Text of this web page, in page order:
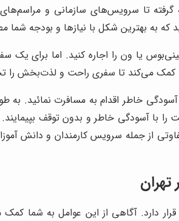
گرفته تا سرویس‌های سازمانی و
که به بهترین شکل با نیازها و بودجه شما
یا ون را اجاره کنید. اما برای یک
کمک می‌کند تا سفری راحت و لذت‌بخش را
خاطر اقدام به مسافرت نمائید. به
را با آسودگی خاطر و بدون توقف
جمله سرویس کارمندان و دانش
دارد. آگاهی از این عوامل به شما